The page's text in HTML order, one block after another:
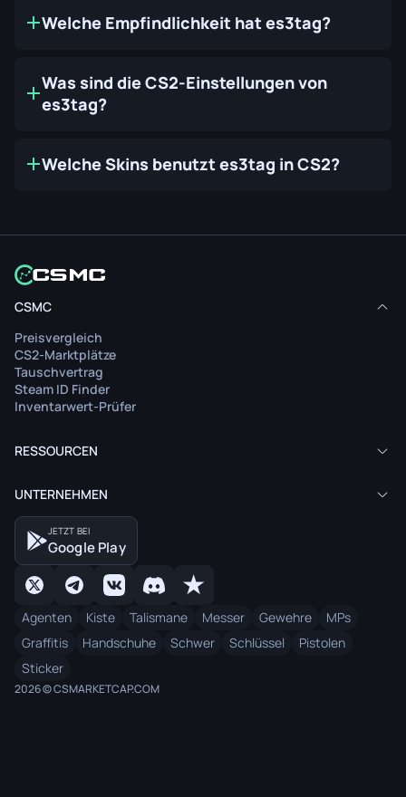
Welche Empfindlichkeit hat es3tag?
Was sind die CS2-Einstellungen von
es3tag?
Welche Skins benutzt es3tag in CS2?
CSMC
Preisvergleich
CS2-Marktplätze
Tauschvertrag
Steam ID Finder
Inventarwert-Prüfer
RESSOURCEN
UNTERNEHMEN
JETZT BEI
Google Play
Agenten Kiste Talismane Messer Gewehre
MPs
Graffitis
Handschuhe Schwer Schlüssel
Pistolen
Sticker
2026 © CSMARKETCAP.COM